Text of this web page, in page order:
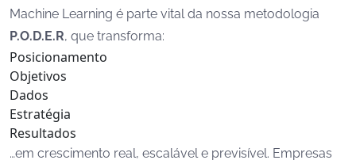
Machine Learning é parte vital da nossa metodologia
P.O.D.E.R, que transforma:
Posicionamento
Objetivos
Dados
Estratégia
Resultados
…em crescimento real, escalável e previsível. Empresas